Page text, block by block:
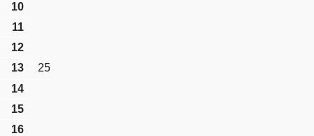
10
11
12
13
25
14
15
16